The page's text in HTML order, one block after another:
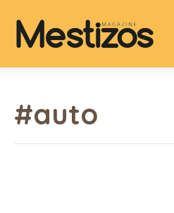
#auto